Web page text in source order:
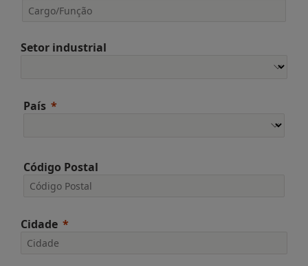
Setor industrial
País
Código Postal
Cidade